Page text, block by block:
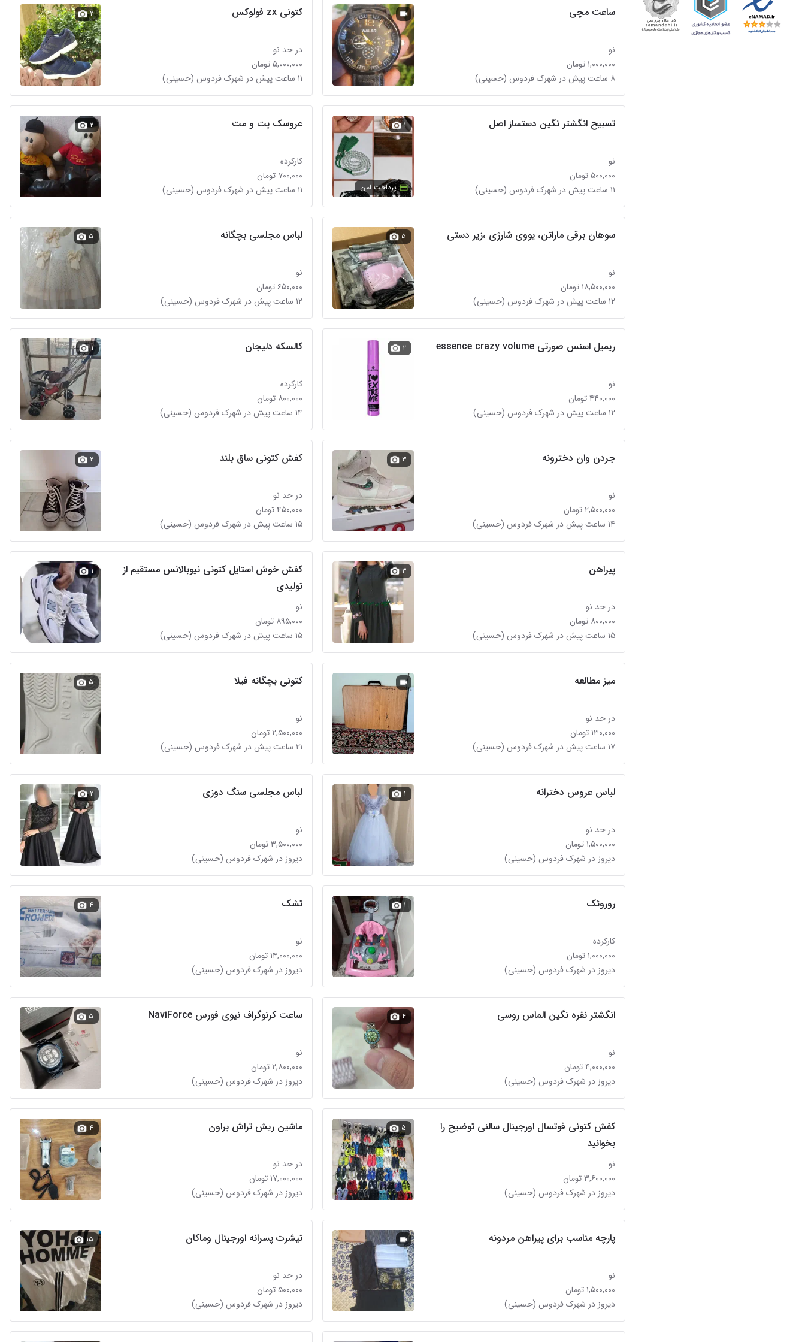
ساعت مچی
نو
۱,۰۰۰,۰۰۰ تومان
۸ ساعت پیش در شهرک فردوس (حسینی)
کتونی zx فولوکس
در حد نو
۵,۰۰۰,۰۰۰ تومان
۱۱ ساعت پیش در شهرک فردوس (حسینی)
۲
تسبیح انگشتر نگین دستساز اصل
نو
۵۰۰,۰۰۰ تومان
۱۱ ساعت پیش در شهرک فردوس (حسینی)
۱
پرداخت امن
عروسک پت و مت
کارکرده
۷۰۰,۰۰۰ تومان
۱۱ ساعت پیش در شهرک فردوس (حسینی)
۲
سوهان برقی ماراتن، یووی شارژی ،زیر دستی
نو
۱۸,۵۰۰,۰۰۰ تومان
۱۲ ساعت پیش در شهرک فردوس (حسینی)
۵ لباس مجلسی بچگانه
نو
۶۵۰,۰۰۰ تومان
۱۲ ساعت پیش در شهرک فردوس (حسینی)
۵
ریمیل اسنس صورتی essence crazy volume
نو
۴۴۰,۰۰۰ تومان
۱۲ ساعت پیش در شهرک فردوس (حسینی)
۲ کالسکه دلیجان
کارکرده
۸۰۰,۰۰۰ تومان
۱۴ ساعت پیش در شهرک فردوس (حسینی)
۱
جردن وان دخترونه
نو
۲,۵۰۰,۰۰۰ تومان
۱۴ ساعت پیش در شهرک فردوس (حسینی)
۳ کفش کتونی ساق بلند
در حد نو
۴۵۰,۰۰۰ تومان
۱۵ ساعت پیش در شهرک فردوس (حسینی)
۲
پیراهن
در حد نو
۸۰۰,۰۰۰ تومان
۱۵ ساعت پیش در شهرک فردوس (حسینی)
۳
کفش خوش استایل کتونی نیوبالانس مستقیم از
تولیدی
نو
۸۹۵,۰۰۰ تومان
۱۵ ساعت پیش در شهرک فردوس (حسینی)
۱
میز مطالعه
در حد نو
۱۳۰,۰۰۰ تومان
۱۷ ساعت پیش در شهرک فردوس (حسینی)
کتونی بچگانه فیلا
نو
۲,۵۰۰,۰۰۰ تومان
۲۱ ساعت پیش در شهرک فردوس (حسینی)
۵
لباس عروس دخترانه
در حد نو
۱,۵۰۰,۰۰۰ تومان
دیروز در شهرک فردوس (حسینی)
۱ لباس مجلسی سنگ دوزی
نو
۳,۵۰۰,۰۰۰ تومان
دیروز در شهرک فردوس (حسینی)
۲
روروئک
کارکرده
۱,۰۰۰,۰۰۰ تومان
دیروز در شهرک فردوس (حسینی)
۱ تشک
نو
۱۴,۰۰۰,۰۰۰ تومان
دیروز در شهرک فردوس (حسینی)
۴
انگشتر نقره نگین الماس روسی
نو
۴,۰۰۰,۰۰۰ تومان
دیروز در شهرک فردوس (حسینی)
۴ ساعت کرنوگراف نیوی فورس NaviForce
نو
۲,۸۰۰,۰۰۰ تومان
دیروز در شهرک فردوس (حسینی)
۵
کفش کتونی فوتسال اورجینال سالنی توضیح را
بخوانید
نو
۳,۶۰۰,۰۰۰ تومان
دیروز در شهرک فردوس (حسینی)
۵ ماشین ریش تراش براون
در حد نو
۱۷,۰۰۰,۰۰۰ تومان
دیروز در شهرک فردوس (حسینی)
۴
پارچه مناسب برای پیراهن مردونه
نو
۱,۵۰۰,۰۰۰ تومان
دیروز در شهرک فردوس (حسینی)
تیشرت پسرانه اورجینال وماکان
در حد نو
۵۰۰,۰۰۰ تومان
دیروز در شهرک فردوس (حسینی)
۱۵